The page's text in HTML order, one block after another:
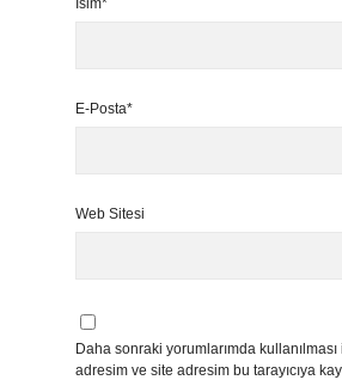
İsim*
E-Posta*
Web Sitesi
Daha sonraki yorumlarımda
adresim ve site adresim bu tarayıcıya